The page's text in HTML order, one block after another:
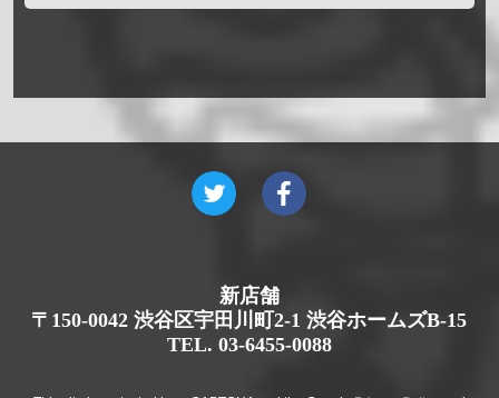
新店舗
〒150-0042 渋谷区宇田川町2-1 渋谷ホームズB-15
TEL. 03-6455-0088